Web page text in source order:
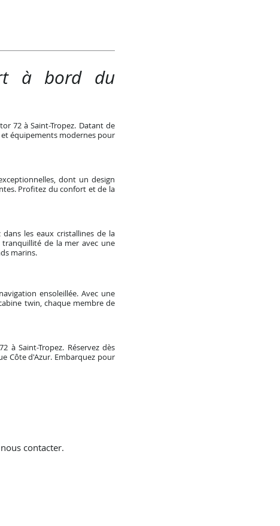
à bord du
72 à Saint-Tropez. Datant de
et équipements modernes pour
dont un design
Profitez du confort et de la
les eaux cristallines de la
de la mer avec une
marins.
ensoleillée. Avec une
twin, chaque membre de
à Saint-Tropez. Réservez dès
Côte d'Azur. Embarquez pour
contacter.